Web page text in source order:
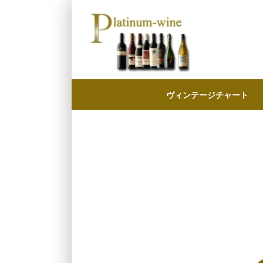
ヴィンテージチャート